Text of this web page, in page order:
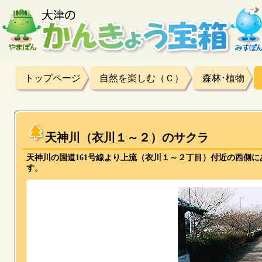
トップページ 自然を楽しむ（Ｃ） 森林･植物
天神川（衣川１～２）のサクラ
天神川の国道161号線より上流（衣川１～２丁目）付近の西側
す。